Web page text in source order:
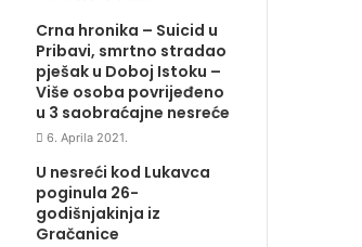
Crna hronika – Suicid u
Pribavi, smrtno stradao
pješak u Doboj Istoku –
Više osoba povrijeđeno
u 3 saobraćajne nesreće
6. Aprila 2021.
U nesreći kod Lukavca
poginula 26-
godišnjakinja iz
Gračanice